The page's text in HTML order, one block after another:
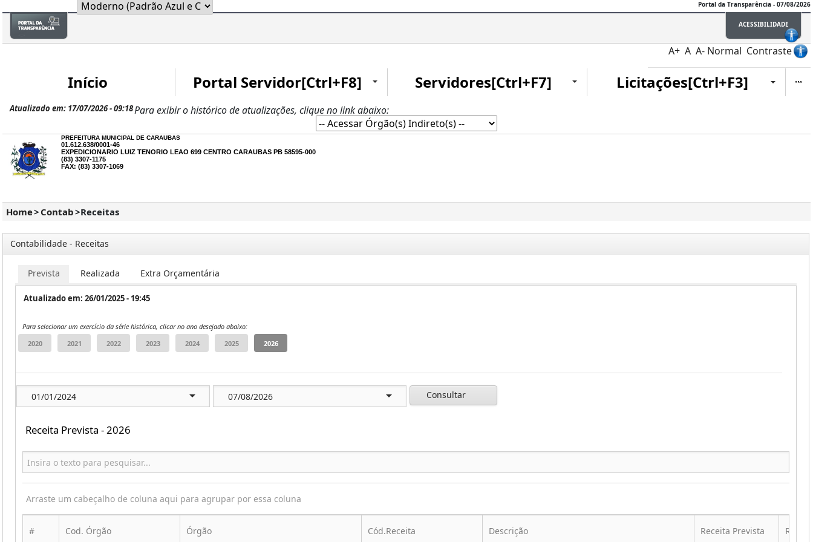
Portal da Transparência - 07/08/2026
ACESSIBILIDADE
A+ A A- Normal Contraste
Início Portal Servidor[Ctrl+F8] Servidores[Ctrl+F7] Licitações[Ctrl+F3]
Para exibir o histórico de atualizações, clique no link abaixo:
Atualizado em: 17/07/2026 - 09:18
PREFEITURA MUNICIPAL DE CARAUBAS
01.612.638/0001-46
EXPEDICIONARIO LUIZ TENORIO LEAO 699 CENTRO CARAUBAS PB 58595-000
(83) 3307-1175
FAX: (83) 3307-1069
Home> Contab>Receitas
Contabilidade - Receitas
Prevista Realizada Extra Orçamentária
Atualizado em: 26/01/2025 - 19:45
Para selecionar um exercício da série histórica, clicar no ano desejado abaixo:
Consultar
Receita Prevista - 2026
Arraste um cabeçalho de coluna aqui para agrupar por essa coluna
# Cod. Órgão Órgão Cód.Receita Descrição Receita Prevista